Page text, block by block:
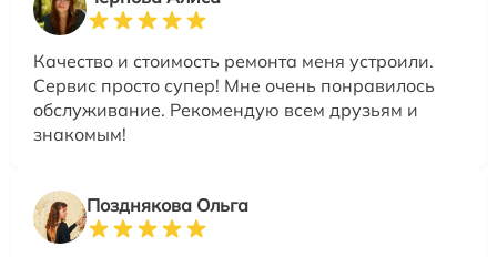
Качество и стоимость ремонта меня устроили.
Сервис просто супер! Мне очень понравилось
обслуживание. Рекомендую всем друзьям и
знакомым!
Позднякова Ольга